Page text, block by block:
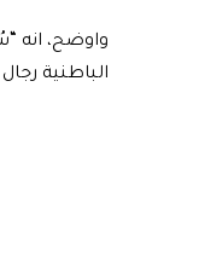
الباطنية رجال و ١٨٧ باطنية نساء و ١٥١ حالة دخول لجراحة رجال و ٧٥ حالة